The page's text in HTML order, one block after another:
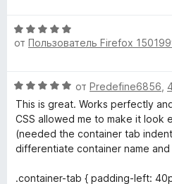
е
н
а
5
и
з
5
О
ц
е
н
о
н
а
и
от Пользователь Firefox
О
ц
е
н
е
о
от Predefine6856
This is great. Works perfectly
CSS allowed me to make it look
(needed the container tab
differentiate container name and
.container-tab { padding-left: